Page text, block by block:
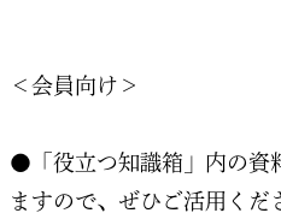
＜会員向け＞
●「役立つ知識箱」内の資
ますので、ぜひご活用くだ